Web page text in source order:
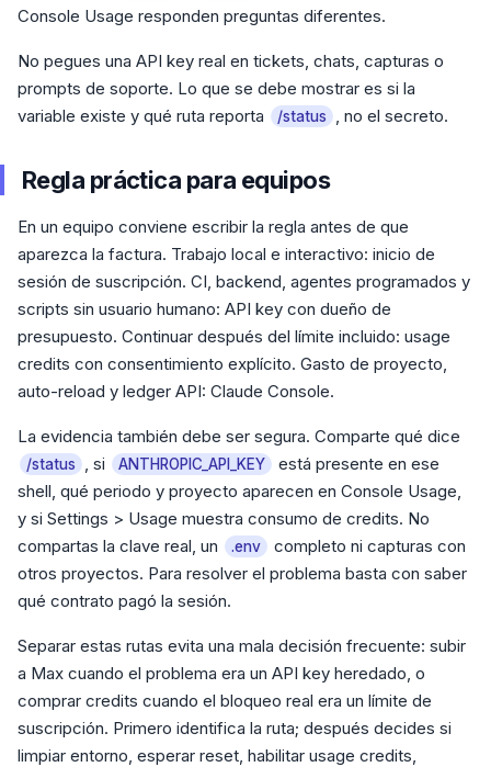
Console Usage responden preguntas diferentes.
No pegues una API key real en tickets, chats, capturas o
prompts de soporte. Lo que se debe mostrar es si la
variable existe y qué ruta reporta
/status , no el secreto.
Regla práctica para equipos
En un equipo conviene escribir la regla antes de que
aparezca la factura. Trabajo local e interactivo: inicio de
sesión de suscripción. CI, backend, agentes programados y
scripts sin usuario humano: API key con dueño de
presupuesto. Continuar después del límite incluido: usage
credits con consentimiento explícito. Gasto de proyecto,
auto-reload y ledger API: Claude Console.
La evidencia también debe ser segura. Comparte qué dice
/status , si ANTHROPIC_API_KEY
está presente en ese
shell, qué periodo y proyecto aparecen en Console Usage,
y si Settings > Usage muestra consumo de credits. No
compartas la clave real, un
.env
completo ni capturas con
otros proyectos. Para resolver el problema basta con saber
qué contrato pagó la sesión.
Separar estas rutas evita una mala decisión frecuente: subir
a Max cuando el problema era un API key heredado, o
comprar credits cuando el bloqueo real era un límite de
suscripción. Primero identifica la ruta; después decides si
limpiar entorno, esperar reset, habilitar usage credits,